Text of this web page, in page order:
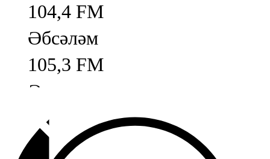
104,4 FM
Әбсәләм
105,3 FM
Әлмәт
92,9 FM
Базарлы матак